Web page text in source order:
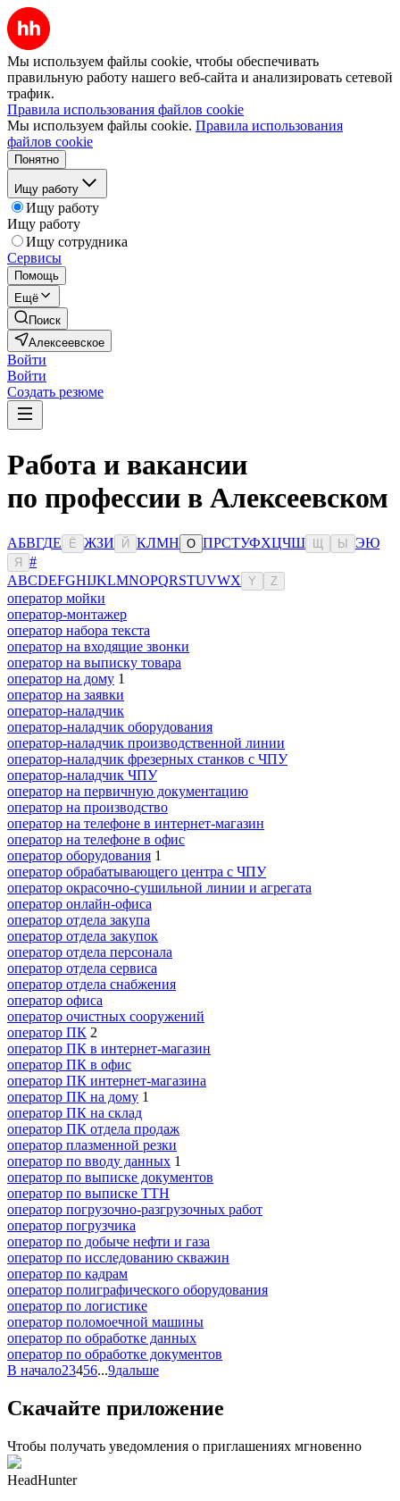
Мы используем файлы cookie, чтобы обеспечивать
правильную работу нашего веб-сайта и анализировать сетевой
трафик.
Правила использования файлов cookie
Мы используем файлы cookie. Правила использования
файлов cookie
Понятно
Ищу работу
Ищу работу
Ищу работу
Ищу сотрудника
Сервисы
Помощь
Ещё
Поиск
Алексеевское
Войти
Войти
Создать резюме
Работа и вакансии
по профессии в Алексеевском
АБВГДЕ Ё ЖЗИ Й КЛМН О ПРСТУФХЦЧШ Ы ЭЮ
Я
#
ABCDEFGHIJKLMNOPQRSTUVWX Y Z
оператор мойки
оператор-монтажер
оператор набора текста
оператор на входящие звонки
оператор на выписку товара
оператор на дому 1
оператор на заявки
оператор-наладчик
оператор-наладчик оборудования
оператор-наладчик производственной линии
оператор-наладчик фрезерных станков с ЧПУ
оператор-наладчик ЧПУ
оператор на первичную документацию
оператор на производство
оператор на телефоне в интернет-магазин
оператор на телефоне в офис
оператор оборудования 1
оператор обрабатывающего центра с ЧПУ
оператор окрасочно-сушильной линии и агрегата
оператор онлайн-офиса
оператор отдела закупа
оператор отдела закупок
оператор отдела персонала
оператор отдела сервиса
оператор отдела снабжения
оператор офиса
оператор очистных сооружений
оператор ПК 2
оператор ПК в интернет-магазин
оператор ПК в офис
оператор ПК интернет-магазина
оператор ПК на дому 1
оператор ПК на склад
оператор ПК отдела продаж
оператор плазменной резки
оператор по вводу данных 1
оператор по выписке документов
оператор по выписке ТТН
оператор погрузочно-разгрузочных работ
оператор погрузчика
оператор по добыче нефти и газа
оператор по исследованию скважин
оператор по кадрам
оператор полиграфического оборудования
оператор по логистике
оператор поломоечной машины
оператор по обработке данных
оператор по обработке документов
В начало23456...9дальше
Скачайте приложение
Чтобы получать уведомления о приглашениях мгновенно
HeadHunter